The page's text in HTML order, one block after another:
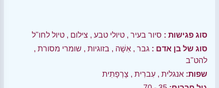
סוג פגישות : סיור בעיר , טיולי טבע , צילום , טיול לחו"ל
סוג של בן אדם : גבר , אִשָׁה , בזוגיות , שומרי מסורת ,
להט"ב
שפות: אנגלית , עִברִית , צָרְפָתִית